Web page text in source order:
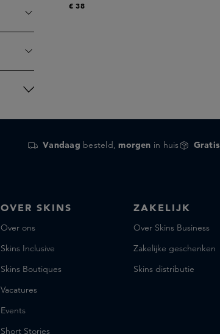
€ 38
Vandaag besteld,morgen in huis Gratis
OVER SKINS
Over ons
Skins Inclusive
Skins Boutiques
Vacatures
Events
Short Stories
ZAKELIJK
Over Skins Business
Zakelijke geschenken
Skins distributie